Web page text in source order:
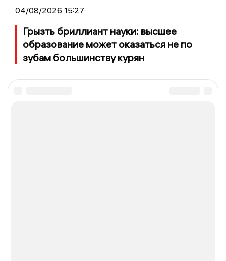
04/08/2026 15:27
Грызть бриллиант науки: высшее
образование может оказаться не по
зубам большинству курян